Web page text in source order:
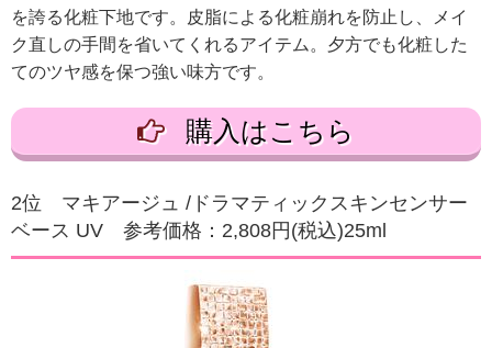
を誇る化粧下地です。皮脂による化粧崩れを防止し、メイ
ク直しの手間を省いてくれるアイテム。夕方でも化粧した
てのツヤ感を保つ強い味方です。
購入はこちら
2位 マキアージュ /ドラマティックスキンセンサー
ベース UV 参考価格：2,808円(税込)25ml